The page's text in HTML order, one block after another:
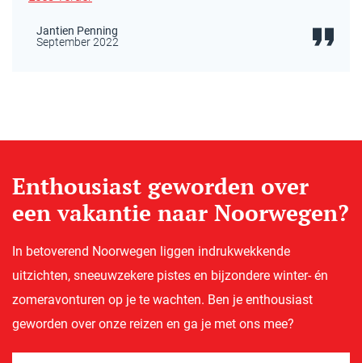
Jantien Penning
September 2022
Enthousiast geworden over
een vakantie naar Noorwegen?
In betoverend Noorwegen liggen indrukwekkende
uitzichten, sneeuwzekere pistes en bijzondere winter- én
zomeravonturen op je te wachten. Ben je enthousiast
geworden over onze reizen en ga je met ons mee?